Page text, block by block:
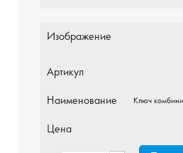
Изображение
Артикул
Наименование
Ключ
Цена